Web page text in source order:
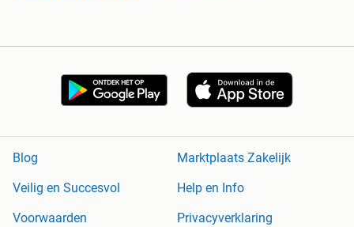
Blog
Marktplaats Zakelijk
Veilig en Succesvol
Help en Info
Voorwaarden
Privacyverklaring